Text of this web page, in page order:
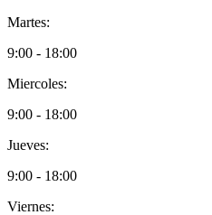
Martes:
9:00 - 18:00
Miercoles:
9:00 - 18:00
Jueves:
9:00 - 18:00
Viernes: